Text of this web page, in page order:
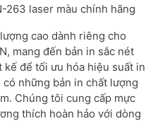
laser màu chính hãng
cao dành riêng cho
mang đến bản in sắc nét
kế để tối ưu hóa hiệu suất in
những bản in chất lượng
Chúng tôi cung cấp mực
thích hoàn hảo với dòng